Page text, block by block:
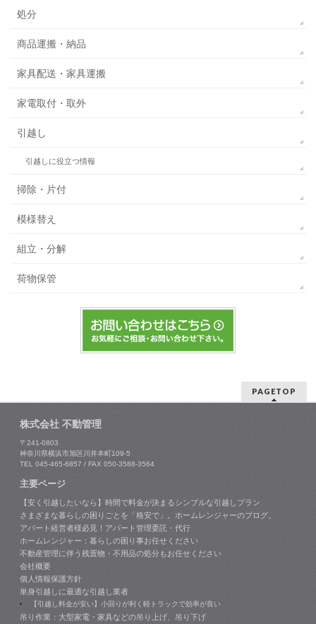
処分
商品運搬・納品
家具配送・家具運搬
家電取付・取外
引越し
引越しに役立つ情報
掃除・片付
模様替え
組立・分解
荷物保管
PAGETOP
株式会社 不動管理
〒241-0803
神奈川県横浜市旭区川井本町109-5
TEL 045-465-6857 / FAX 050-3588-3564
主要ページ
【安く引越したいなら】時間で料金が決まるシンプルな引越しプラン
さまざまな暮らしの困りごとを「格安で」。ホームレンジャーのブログ。
アパート経営者様必見！アパート管理委託・代行
ホームレンジャー：暮らしの困り事お任せください
不動産管理に伴う残置物・不用品の処分もお任せください
会社概要
個人情報保護方針
単身引越しに最適な引越し業者
【引越し料金が安い】小回りが利く軽トラックで効率が良い
吊り作業：大型家電・家具などの吊り上げ、吊り下げ